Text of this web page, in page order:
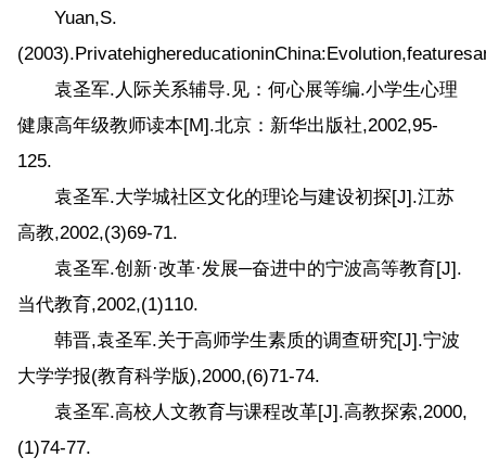
Yuan,S.
袁圣军.人际关系辅导.见：何心展等编.小学生心理
健康高年级教师读本[M].北京：新华出版社,2002,95-
125.
袁圣军.大学城社区文化的理论与建设初探[J].江苏
高教,2002,(3)69-71.
袁圣军.创新·改革·发展─奋进中的宁波高等教育[J].
当代教育,2002,(1)110.
韩晋,袁圣军.关于高师学生素质的调查研究[J].宁波
大学学报(教育科学版),2000,(6)71-74.
袁圣军.高校人文教育与课程改革[J].高教探索,2000,
(1)74-77.